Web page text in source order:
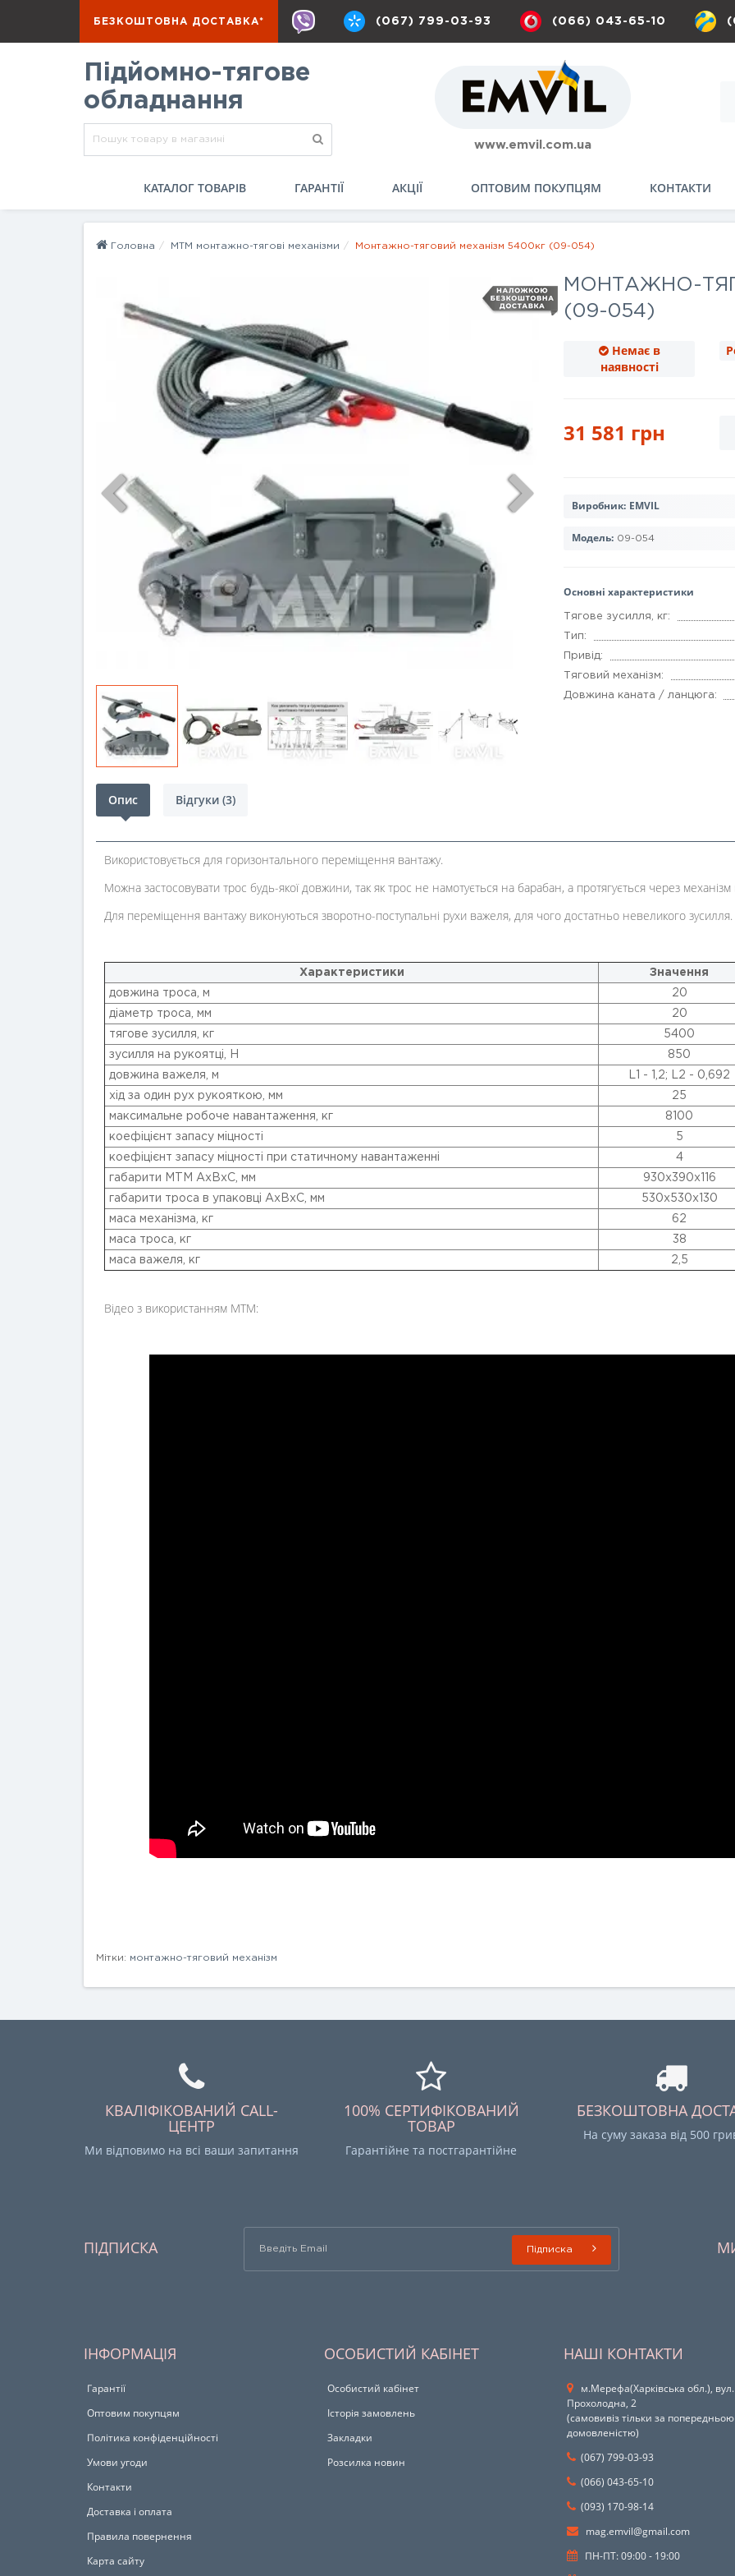
БЕЗКОШТОВНА ДОСТАВКА* (067) 799-03-93 (066) 043-65-10
Підйомно-тягове
обладнання
www.emvil.com.ua
КАТАЛОГ ТОВАРІВ ГАРАНТІЇ АКЦІЇ ОПТОВИМ ПОКУПЦЯМ КОНТАКТИ
Головна МТМ монтажно-тягові механізми Монтажно-тяговий механізм 5400кг (09-054)
МОНТАЖНО-
(09-054)
Немає в
наявності
31 581 грн
Виробник: EMVIL
Модель: 09-054
Основні характеристики
Тягове зусилля, кг:
Тип:
Привід:
Тяговий механізм:
Довжина каната / ланцюга:
Опис Відгуки (3)
Використовується для горизонтального переміщення вантажу.
Можна застосовувати трос будь-якої довжини, так як трос не намотується на барабан, а протягується через механізм
Для переміщення вантажу виконуються зворотно-поступальні рухи важеля, для чого достатньо невеликого зусилля.
Характеристики Значення
довжина троса, м 20
діаметр троса, мм 20
тягове зусилля, кг 5400
зусилля на рукоятці, H 850
довжина важеля, м L1 - 1,2; L2 - 0,692
хід за один рух рукояткою, мм 25
максимальне робоче навантаження, кг 8100
коефіцієнт запасу міцності 5
коефіцієнт запасу міцності при статичному навантаженні 4
габарити МТМ AxBxC, мм 930x390x116
габарити троса в упаковці AxBxC, мм 530x530x130
маса механізма, кг 62
маса троса, кг 38
маса важеля, кг 2,5
Відео з використанням МТМ:
Мітки: монтажно-тяговий механізм
КВАЛІФІКОВАНИЙ CALL-
ЦЕНТР
Ми відповимо на всі ваши запитання
100% СЕРТИФІКОВАНИЙ
ТОВАР
Гарантійне та постгарантійне
БЕЗКОШТОВНА
На суму заказа від 500
ПІДПИСКА Підписка
ІНФОРМАЦІЯ
Гарантії
Оптовим покупцям
Політика конфіденційності
Умови угоди
Контакти
Доставка і оплата
Правила повернення
Карта сайту
ОСОБИСТИЙ КАБІНЕТ
Особистий кабінет
Історія замовлень
Закладки
Розсилка новин
НАШІ КОНТАКТИ
м.Мерефа(Харківська обл.), вул.
Прохолодна, 2
(самовивіз тільки за попередньою
домовленістю)
(067) 799-03-93
(066) 043-65-10
(093) 170-98-14
mag.emvil@gmail.com
ПН-ПТ: 09:00 - 19:00